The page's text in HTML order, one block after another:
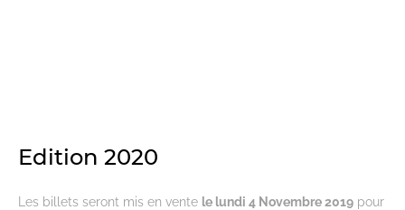
Edition 2020
Les billets seront mis en vente le lundi 4 Novembre 2019 pour